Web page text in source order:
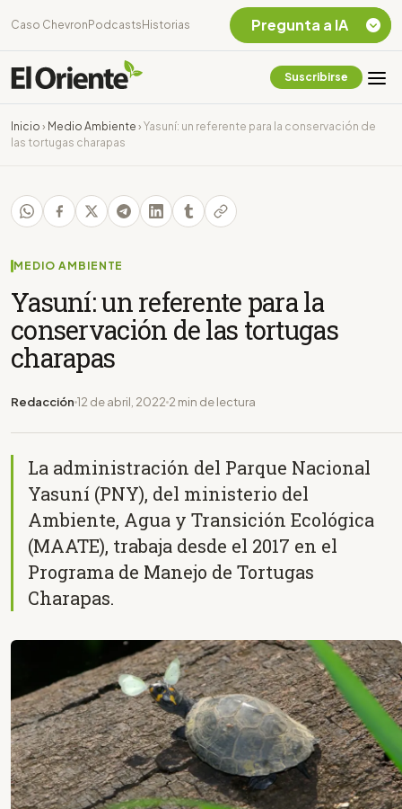
Caso Chevron Podcasts Historias
Suscribirse
Inicio › Medio Ambiente › Yasuní: un referente para la conservación de
las tortugas charapas
MEDIO AMBIENTE
Yasuní: un referente para la
conservación de las tortugas
charapas
Redacción 12 de abril, 2022 2 min de lectura
La administración del Parque Nacional
Yasuní (PNY), del ministerio del
Ambiente, Agua y Transición Ecológica
(MAATE), trabaja desde el 2017 en el
Programa de Manejo de Tortugas
Charapas.
Pregunta a IA
Chevron Ecuador